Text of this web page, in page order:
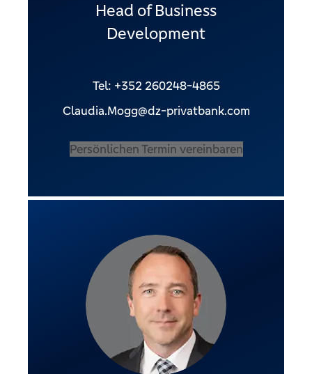
Head of Business
Development
Tel: +352 260248-4865
Claudia.Mogg@dz-privatbank.com
Persönlichen Termin vereinbaren